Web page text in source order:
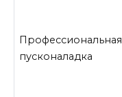
Профессиональная
пусконаладка